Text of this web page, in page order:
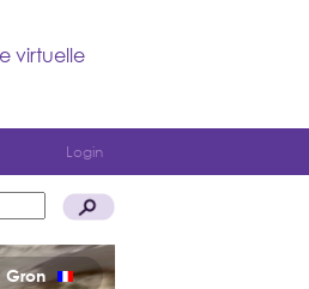
virtuelle
Login